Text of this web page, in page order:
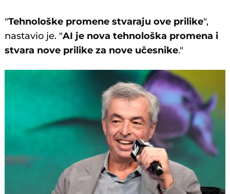
"Tehnološke promene stvaraju ove prilike",
nastavio je. "AI je nova tehnološka promena i
stvara nove prilike za nove učesnike."